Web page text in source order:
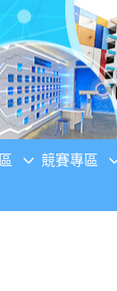
競賽專區